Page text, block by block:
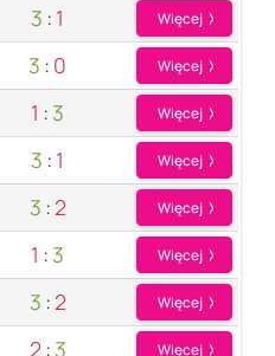
3 : 1 Więcej
3 : 0 Więcej
1 : 3 Więcej
3 : 1 Więcej
3 : 2 Więcej
1 : 3 Więcej
3 : 2 Więcej
2 : 3 Więcej